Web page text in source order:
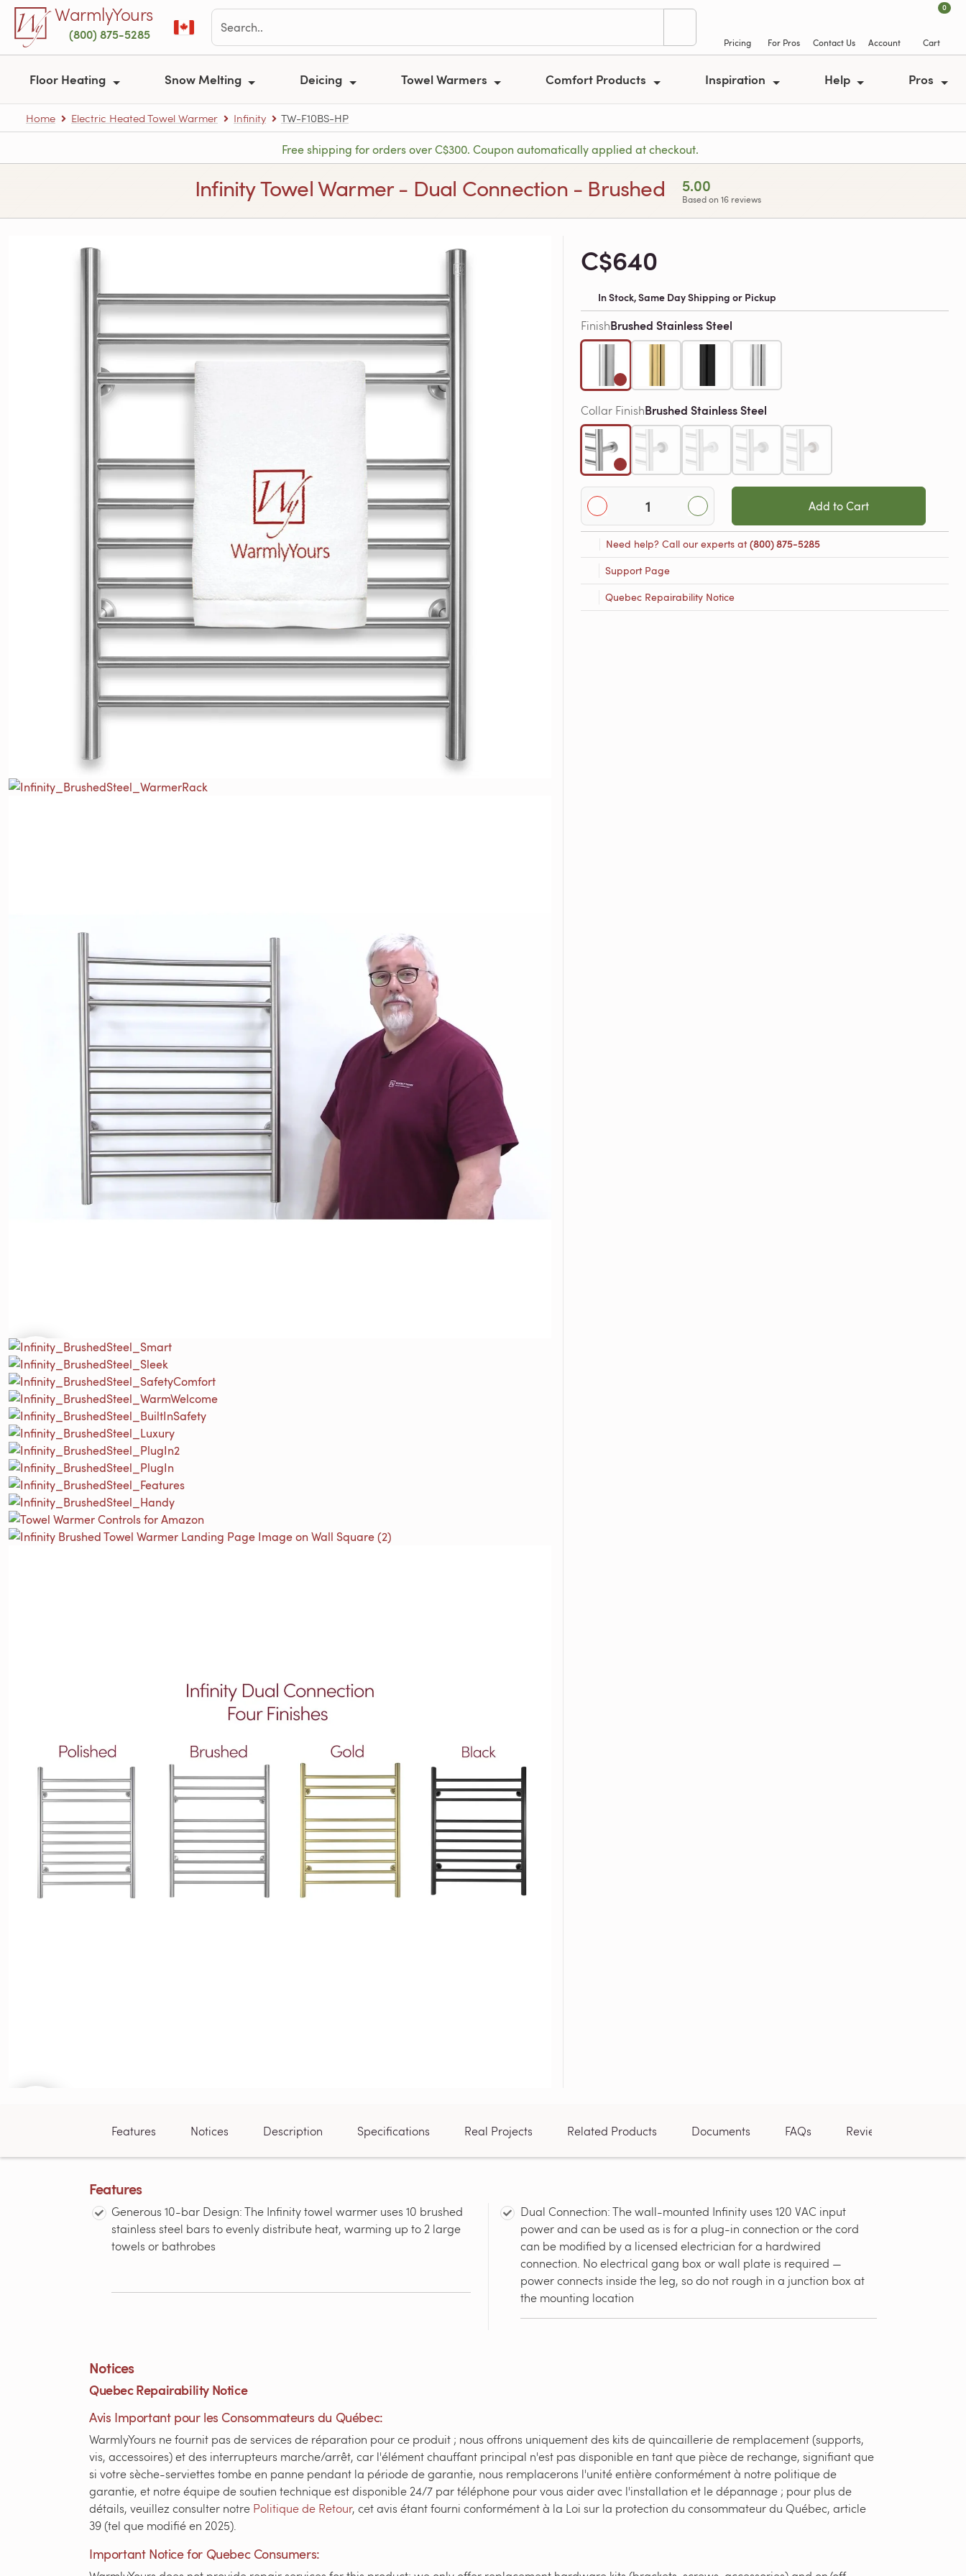
Skip to main contentWarmlyYours
(800) 875-5285
Pricing For Pros Contact Us Account
0
Cart
Floor Heating Snow Melting Deicing Towel Warmers Comfort Products Inspiration Help Pros
Home Electric Heated Towel Warmer Infinity TW-F10BS-HP
Free shipping for orders over C$300. Coupon automatically applied at checkout.
Infinity Towel Warmer - Dual Connection - Brushed 5.00
Based on 16 reviews
C$640
In Stock, Same Day Shipping or Pickup
FinishBrushed Stainless Steel
Collar FinishBrushed Stainless Steel
Add to Cart
Need help? Call our experts at(800) 875-5285
Support Page
Quebec Repairability Notice
Features Notices Description Specifications Real Projects Related Products Documents FAQs Reviews
Features
Generous 10-bar Design: The Infinity towel warmer uses 10 brushed
stainless steel bars to evenly distribute heat, warming up to 2 large
towels or bathrobes
Dual Connection: The wall-mounted Infinity uses 120 VAC input
power and can be used as is for a plug-in connection or the cord
can be modified by a licensed electrician for a hardwired
connection. No electrical gang box or wall plate is required —
power connects inside the leg, so do not rough in a junction box at
the mounting location
Notices
Quebec Repairability Notice
Avis Important pour les Consommateurs du Québec:
WarmlyYours ne fournit pas de services de réparation pour ce produit ; nous offrons uniquement des kits de quincaillerie de remplacement (supports,
vis, accessoires) et des interrupteurs marche/arrêt, car l'élément chauffant principal n'est pas disponible en tant que pièce de rechange, signifiant que
si votre sèche-serviettes tombe en panne pendant la période de garantie, nous remplacerons l'unité entière conformément à notre politique de
garantie, et notre équipe de soutien technique est disponible 24/7 par téléphone pour vous aider avec l'installation et le dépannage ; pour plus de
détails, veuillez consulter notre Politique de Retour, cet avis étant fourni conformément à la Loi sur la protection du consommateur du Québec, article
39 (tel que modifié en 2025).
Important Notice for Quebec Consumers: